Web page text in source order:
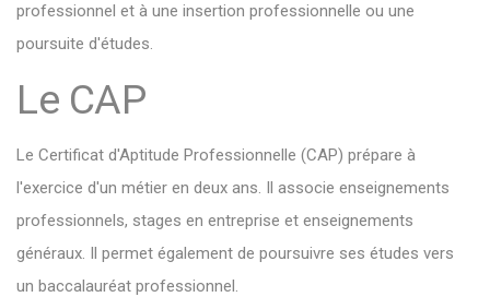
professionnel et à une insertion professionnelle ou une
poursuite d'études.
Le CAP
Le Certificat d'Aptitude Professionnelle (CAP) prépare à
l'exercice d'un métier en deux ans. Il associe enseignements
professionnels, stages en entreprise et enseignements
généraux. Il permet également de poursuivre ses études vers
un baccalauréat professionnel.